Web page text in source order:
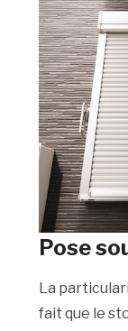
Pose
La
fait que le